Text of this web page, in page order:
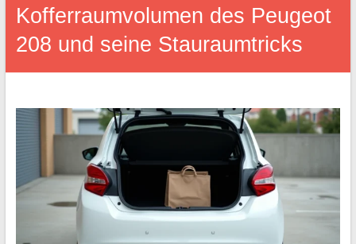
Kofferraumvolumen des Peugeot
208 und seine Stauraumtricks